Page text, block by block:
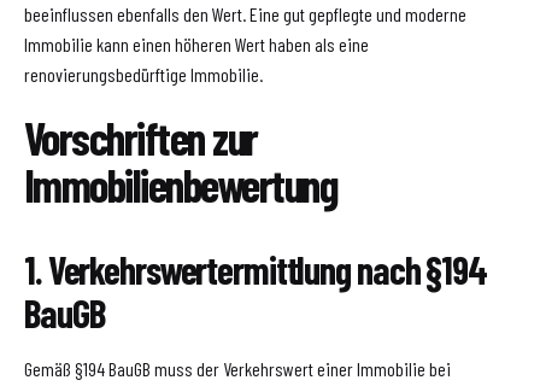
beeinflussen ebenfalls den Wert. Eine gut gepflegte und moderne
Immobilie kann einen höheren Wert haben als eine
renovierungsbedürftige Immobilie.
Vorschriften zur
Immobilienbewertung
1. Verkehrswertermittlung nach §194
BauGB
Gemäß §194 BauGB muss der Verkehrswert einer Immobilie bei